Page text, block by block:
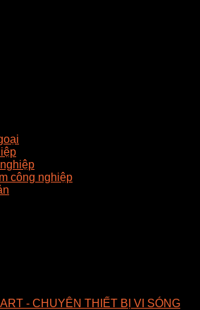
công nghiệp
- CHUYÊN THIẾT BỊ VI SÓNG